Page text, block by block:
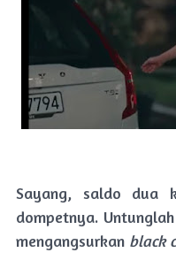
Sayang, saldo dua
dompetnya.
mengangsurkan black